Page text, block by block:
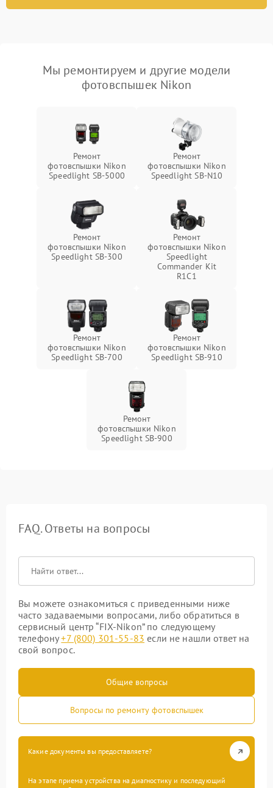
Мы ремонтируем и другие модели
фотовспышек Nikon
Ремонт
фотовспышки Nikon
Speedlight SB-5000
Ремонт
фотовспышки Nikon
Speedlight SB-N10
Ремонт
фотовспышки Nikon
Speedlight SB-300
Ремонт
фотовспышки Nikon
Speedlight
Commander Kit
R1C1
Ремонт
фотовспышки Nikon
Speedlight SB-700
Ремонт
фотовспышки Nikon
Speedlight SB-910
Ремонт
фотовспышки Nikon
Speedlight SB-900
FAQ. Ответы на вопросы
Вы можете ознакомиться с приведенными ниже
часто задаваемыми вопросами, либо обратиться в
сервисный центр “FIX-Nikon” по следующему
телефону+7 (800) 301-55-83 если не нашли ответ на
свой вопрос.
Общие вопросы
Вопросы по ремонту фотовспышек
Какие документы вы предоставляете?
На этапе приема устройства на диагностику и последующий